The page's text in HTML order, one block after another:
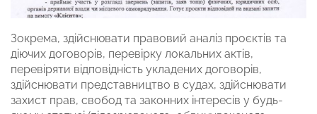
Зокрема, здійснювати правовий аналіз проєктів та
діючих договорів, перевірку локальних актів,
перевіряти відповідність укладених договорів,
здійснювати представництво в судах, здійснювати
захист прав, свобод та законних інтересів у будь-